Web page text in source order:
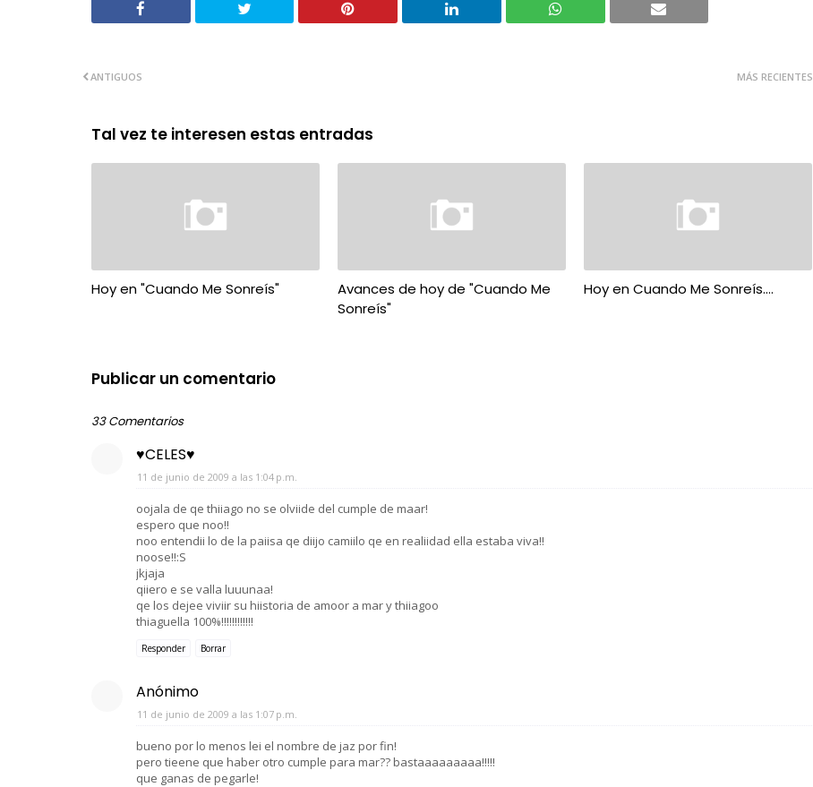
MÁS RECIENTES
ANTIGUOS
Tal vez te interesen estas entradas
Hoy en "Cuando Me Sonreís"
Avances de hoy de "Cuando Me
Sonreís"
Hoy en Cuando Me Sonreís....
Publicar un comentario
33 Comentarios
♥CELES♥
11 de junio de 2009 a las 1:04 p.m.
oojala de qe thiiago no se olviide del cumple de maar!
espero que noo!!
noo entendii lo de la paiisa qe diijo camiilo qe en realiidad ella estaba viva!!
noose!!:S
jkjaja
qiiero e se valla luuunaa!
qe los dejee viviir su hiistoria de amoor a mar y thiiagoo
thiaguella 100%!!!!!!!!!!!!
Responder Borrar
Anónimo
11 de junio de 2009 a las 1:07 p.m.
bueno por lo menos lei el nombre de jaz por fin!
pero tieene que haber otro cumple para mar?? bastaaaaaaaaa!!!!!
que ganas de pegarle!